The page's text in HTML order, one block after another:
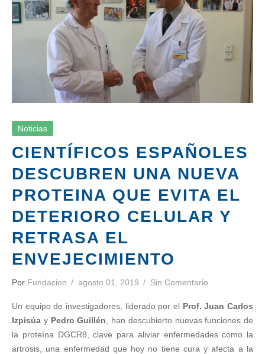
CIENTÍFICOS ESPAÑOLES DESCUBREN UNA
NUEVA PROTEINA QUE EVITA EL
DETERIORO CELULAR Y RETRASA EL
ENVEJECIMIENTO
Noticias
Noticias
CIENTÍFICOS ESPAÑOLES
DESCUBREN UNA NUEVA
PROTEINA QUE EVITA EL
DETERIORO CELULAR Y
RETRASA EL
ENVEJECIMIENTO
Por Fundacion agosto 01, 2019 Sin Comentario
Un equipo de investigadores, liderado por el Prof. Juan Carlos
Izpisúa yPedro Guillén , han descubierto nuevas funciones de
la proteína DGCR8, clave para aliviar enfermedades como la
artrosis, una enfermedad que hoy no tiene cura y afecta a la